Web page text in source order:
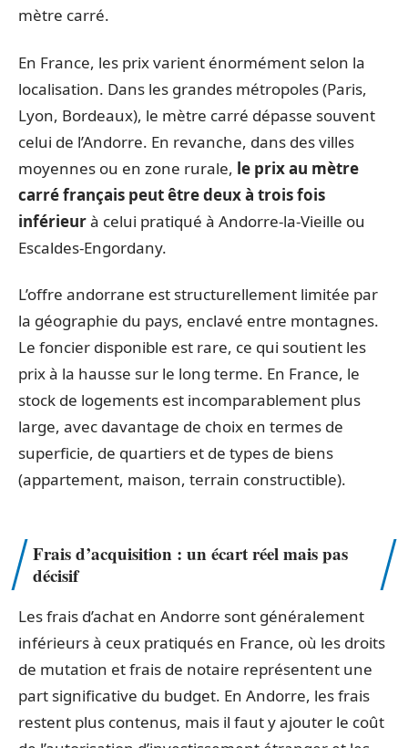
mètre carré.
En France, les prix varient énormément selon la
localisation. Dans les grandes métropoles (Paris,
Lyon, Bordeaux), le mètre carré dépasse souvent
celui de l’Andorre. En revanche, dans des villes
moyennes ou en zone rurale, le prix au mètre
carré français peut être deux à trois fois
inférieurà celui pratiqué à Andorre-la-Vieille ou
Escaldes-Engordany.
L’offre andorrane est structurellement limitée par
la géographie du pays, enclavé entre montagnes.
Le foncier disponible est rare, ce qui soutient les
prix à la hausse sur le long terme. En France, le
stock de logements est incomparablement plus
large, avec davantage de choix en termes de
superficie, de quartiers et de types de biens
(appartement, maison, terrain constructible).
Frais d’acquisition : un écart réel mais pas
décisif
Les frais d’achat en Andorre sont généralement
inférieurs à ceux pratiqués en France, où les droits
de mutation et frais de notaire représentent une
part significative du budget. En Andorre, les frais
restent plus contenus, mais il faut y ajouter le coût